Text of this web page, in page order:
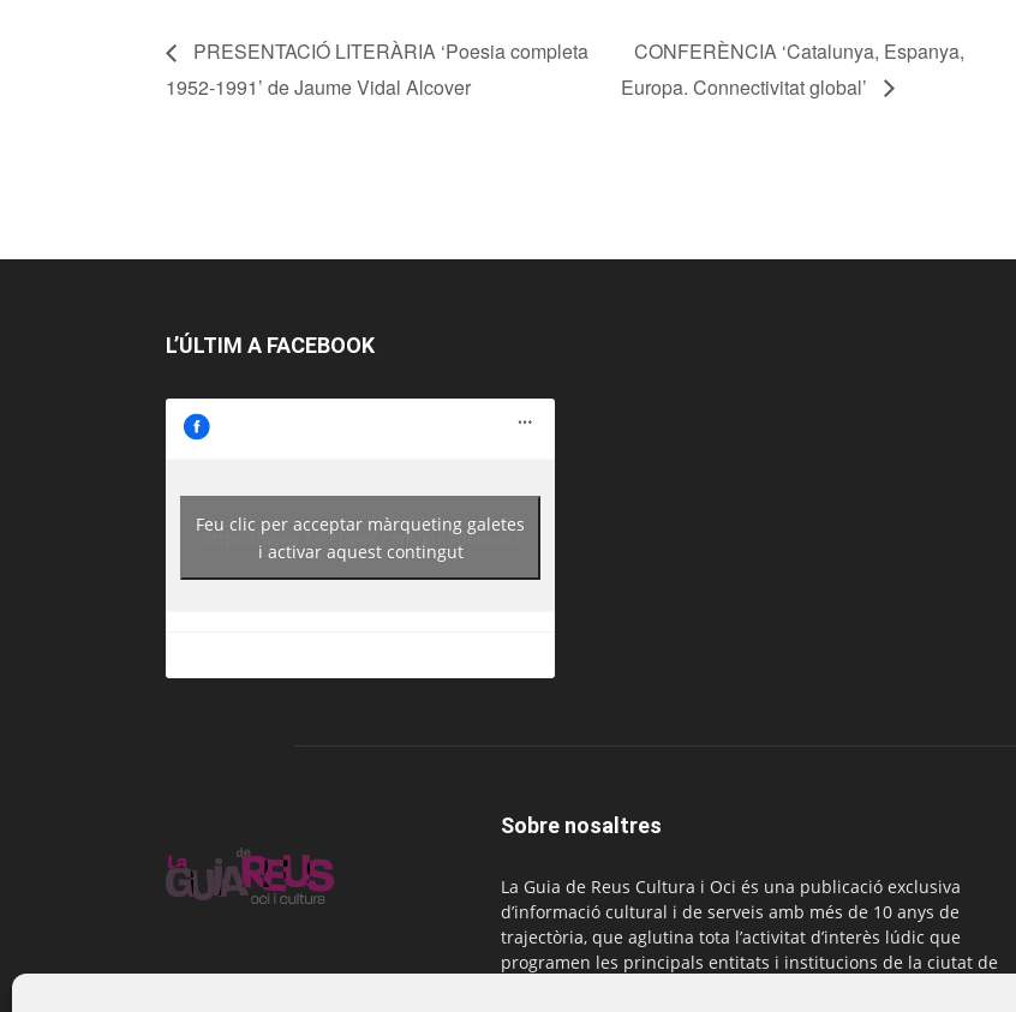
PRESENTACIÓ LITERÀRIA ‘Poesia completa
1952-1991’ de Jaume Vidal Alcover
CONFERÈNCIA ‘Catalunya, Espanya,
Europa. Connectivitat global’
L’ÚLTIM A FACEBOOK
https://www.facebook.com/guiadereus/
Feu clic per acceptar màrqueting galetes
i activar aquest contingut
Sobre nosaltres
La Guia de Reus Cultura i Oci és una publicació exclusiva
d’informació cultural i de serveis amb més de 10 anys de
trajectòria, que aglutina tota l’activitat d’interès lúdic que
programen les principals entitats i institucions de la ciutat de